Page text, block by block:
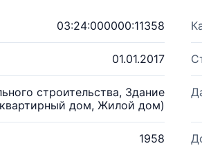
03:24:000000:11358
01.01.2017
строительства, Здание
дом, Жилой дом)
1958